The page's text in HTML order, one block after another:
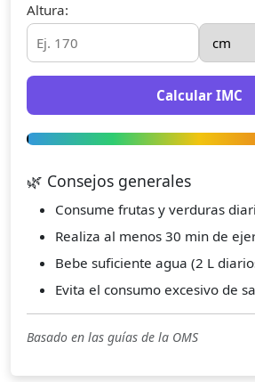
Altura:
Calcular IMC
🌿 Consejos generales
Consume frutas y verduras
Realiza al menos 30 min de
Bebe suficiente agua (2 L
Evita el consumo excesivo de
Basado en las guías de la OMS